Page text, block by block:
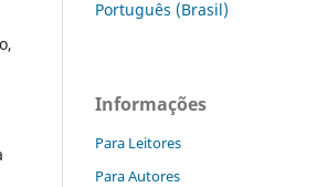
Português (Brasil)
Informações
Para Leitores
Para Autores